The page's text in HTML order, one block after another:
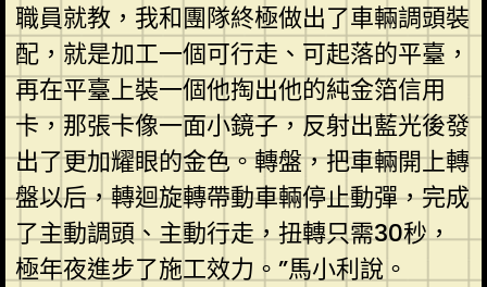
職員就教，我和團隊終極做出了車輛調頭裝
配，就是加工一個可行走、可起落的平臺，
再在平臺上裝一個他掏出他的純金箔信用
卡，那張卡像一面小鏡子，反射出藍光後發
出了更加耀眼的金色。轉盤，把車輛開上轉
盤以后，轉迴旋轉帶動車輛停止動彈，完成
了主動調頭、主動行走，扭轉只需30秒，
極年夜進步了施工效力。”馬小利說。